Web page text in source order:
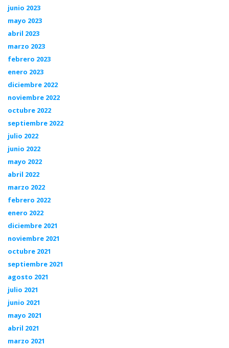
junio 2023
mayo 2023
abril 2023
marzo 2023
febrero 2023
enero 2023
diciembre 2022
noviembre 2022
octubre 2022
septiembre 2022
julio 2022
junio 2022
mayo 2022
abril 2022
marzo 2022
febrero 2022
enero 2022
diciembre 2021
noviembre 2021
octubre 2021
septiembre 2021
agosto 2021
julio 2021
junio 2021
mayo 2021
abril 2021
marzo 2021